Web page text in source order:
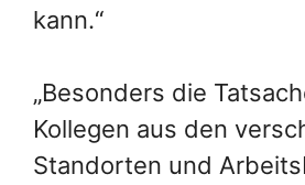
kann.“
„Besonders die
Kollegen aus den
Standorten und